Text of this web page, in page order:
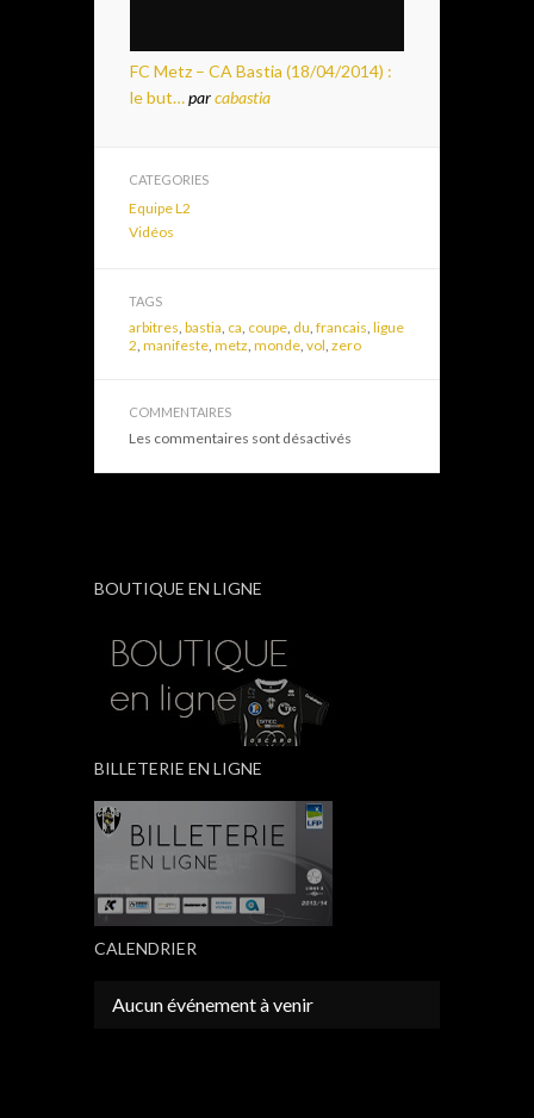
FC Metz – CA Bastia (18/04/2014) :
le but…parcabastia
CATEGORIES
Equipe L2
Vidéos
TAGS
arbitres, bastia, ca, coupe, du, francais, ligue
2, manifeste, metz, monde, vol, zero
COMMENTAIRES
Les commentaires sont désactivés
BOUTIQUE EN LIGNE
BILLETERIE EN LIGNE
CALENDRIER
Aucun événement à venir